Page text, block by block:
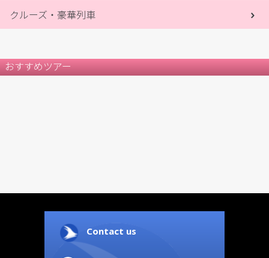
クルーズ・豪華列車
おすすめツアー
Contact us